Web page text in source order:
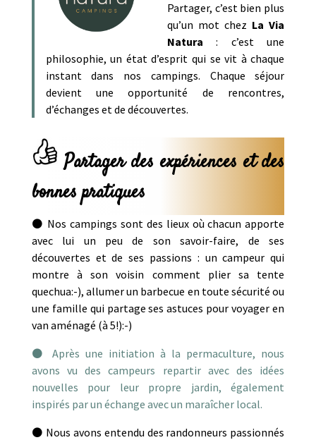
Partager, c’est bien plus
qu’un mot chez La Via
Natura : c’est une
philosophie, un état d’esprit qui se vit à chaque
instant dans nos campings. Chaque séjour
devient une opportunité de rencontres,
d’échanges et de découvertes.
Partager des expériences et des
bonnes pratiques
⚫ Nos campings sont des lieux où chacun apporte
avec lui un peu de son savoir-faire, de ses
découvertes et de ses passions : un campeur qui
montre à son voisin comment plier sa tente
quechua:-), allumer un barbecue en toute sécurité ou
une famille qui partage ses astuces pour voyager en
van aménagé (à 5!):-)
⚫ Après une initiation à la permaculture, nous
avons vu des campeurs repartir avec des idées
nouvelles pour leur propre jardin, également
inspirés par un échange avec un maraîcher local.
⚫ Nous avons entendu des randonneurs passionnés